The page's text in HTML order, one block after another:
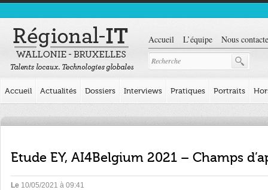
Accueil L’équipe Nous
Accueil Actualités Dossiers Interviews Pratiques Portraits
Etude EY, AI4Belgium 2021 – Champs
Le 10/05/2021 à 09:41